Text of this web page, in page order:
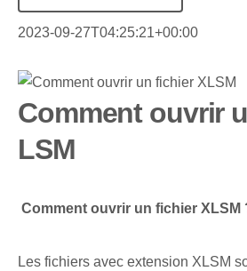
2023-09-27T04:25:21+00:00
Comment ouvrir
LSM
Comment ouvrir un fichier XLSM
Les fichiers avec ⁤extension ‌XLSM